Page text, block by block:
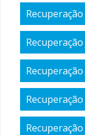
Recuperação